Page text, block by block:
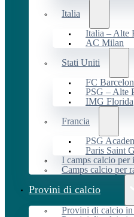
Italia
Italia – Alte
AC Milan
Stati Uniti
FC
PSG – Alte
IMG Florida
Francia
PSG
Paris Saint
I camps calcio per
Camps calcio per
Provini di calcio
Provini di calcio in